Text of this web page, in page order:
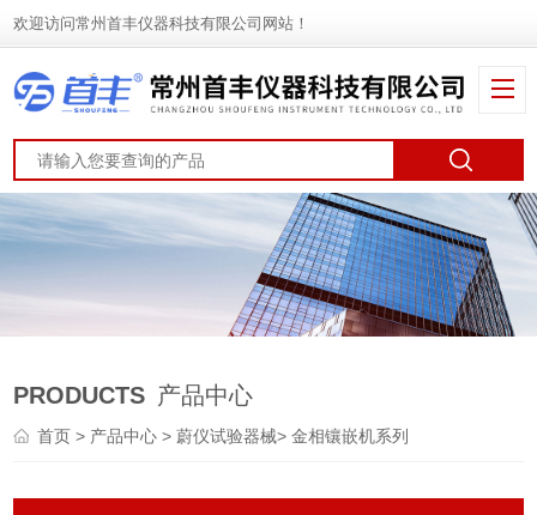
欢迎访问常州首丰仪器科技有限公司网站！
PRODUCTS 产品中心
首页> 产品中心>蔚仪试验器械>金相镶嵌机系列